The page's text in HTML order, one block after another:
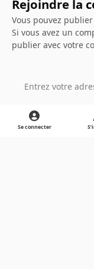
Rejoindre la
Vous pouvez
Si vous avez un
publier avec votre
Ajouter un
Se connecter